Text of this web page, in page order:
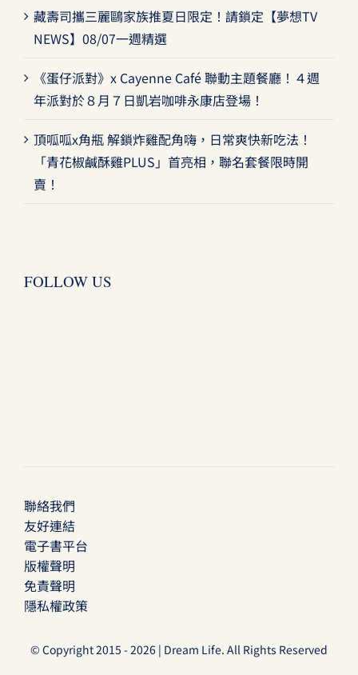
藏壽司攜三麗鷗家族推夏日限定！請鎖定【夢想TV
NEWS】08/07一週精選
《蛋仔派對》x Cayenne Café 聯動主題餐廳！４週
年派對於８月７日凱岩咖啡永康店登場！
頂呱呱x角瓶 解鎖炸雞配角嗨，日常爽快新吃法！
「青花椒鹹酥雞PLUS」首亮相，聯名套餐限時開
賣！
FOLLOW US
聯絡我們
友好連結
電子書平台
版權聲明
免責聲明
隱私權政策
© Copyright 2015 - 2026 | Dream Life. All Rights Reserved